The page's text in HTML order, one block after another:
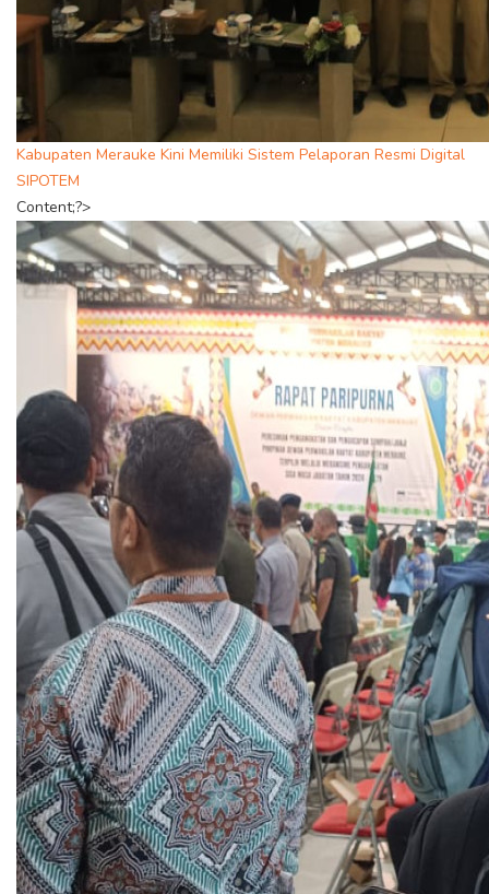
Kabupaten Merauke Kini Memiliki Sistem Pelaporan Resmi Digital
SIPOTEM
Content;?>